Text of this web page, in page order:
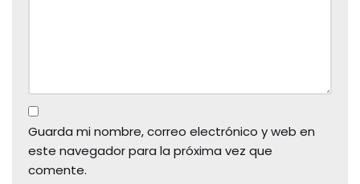
Guarda mi nombre, correo electrónico y web en
este navegador para la próxima vez que
comente.